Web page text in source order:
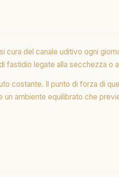
del canale uditivo ogni
fastidio legate alla secchezza o
costante. Il punto di forza di
ambiente equilibrato che